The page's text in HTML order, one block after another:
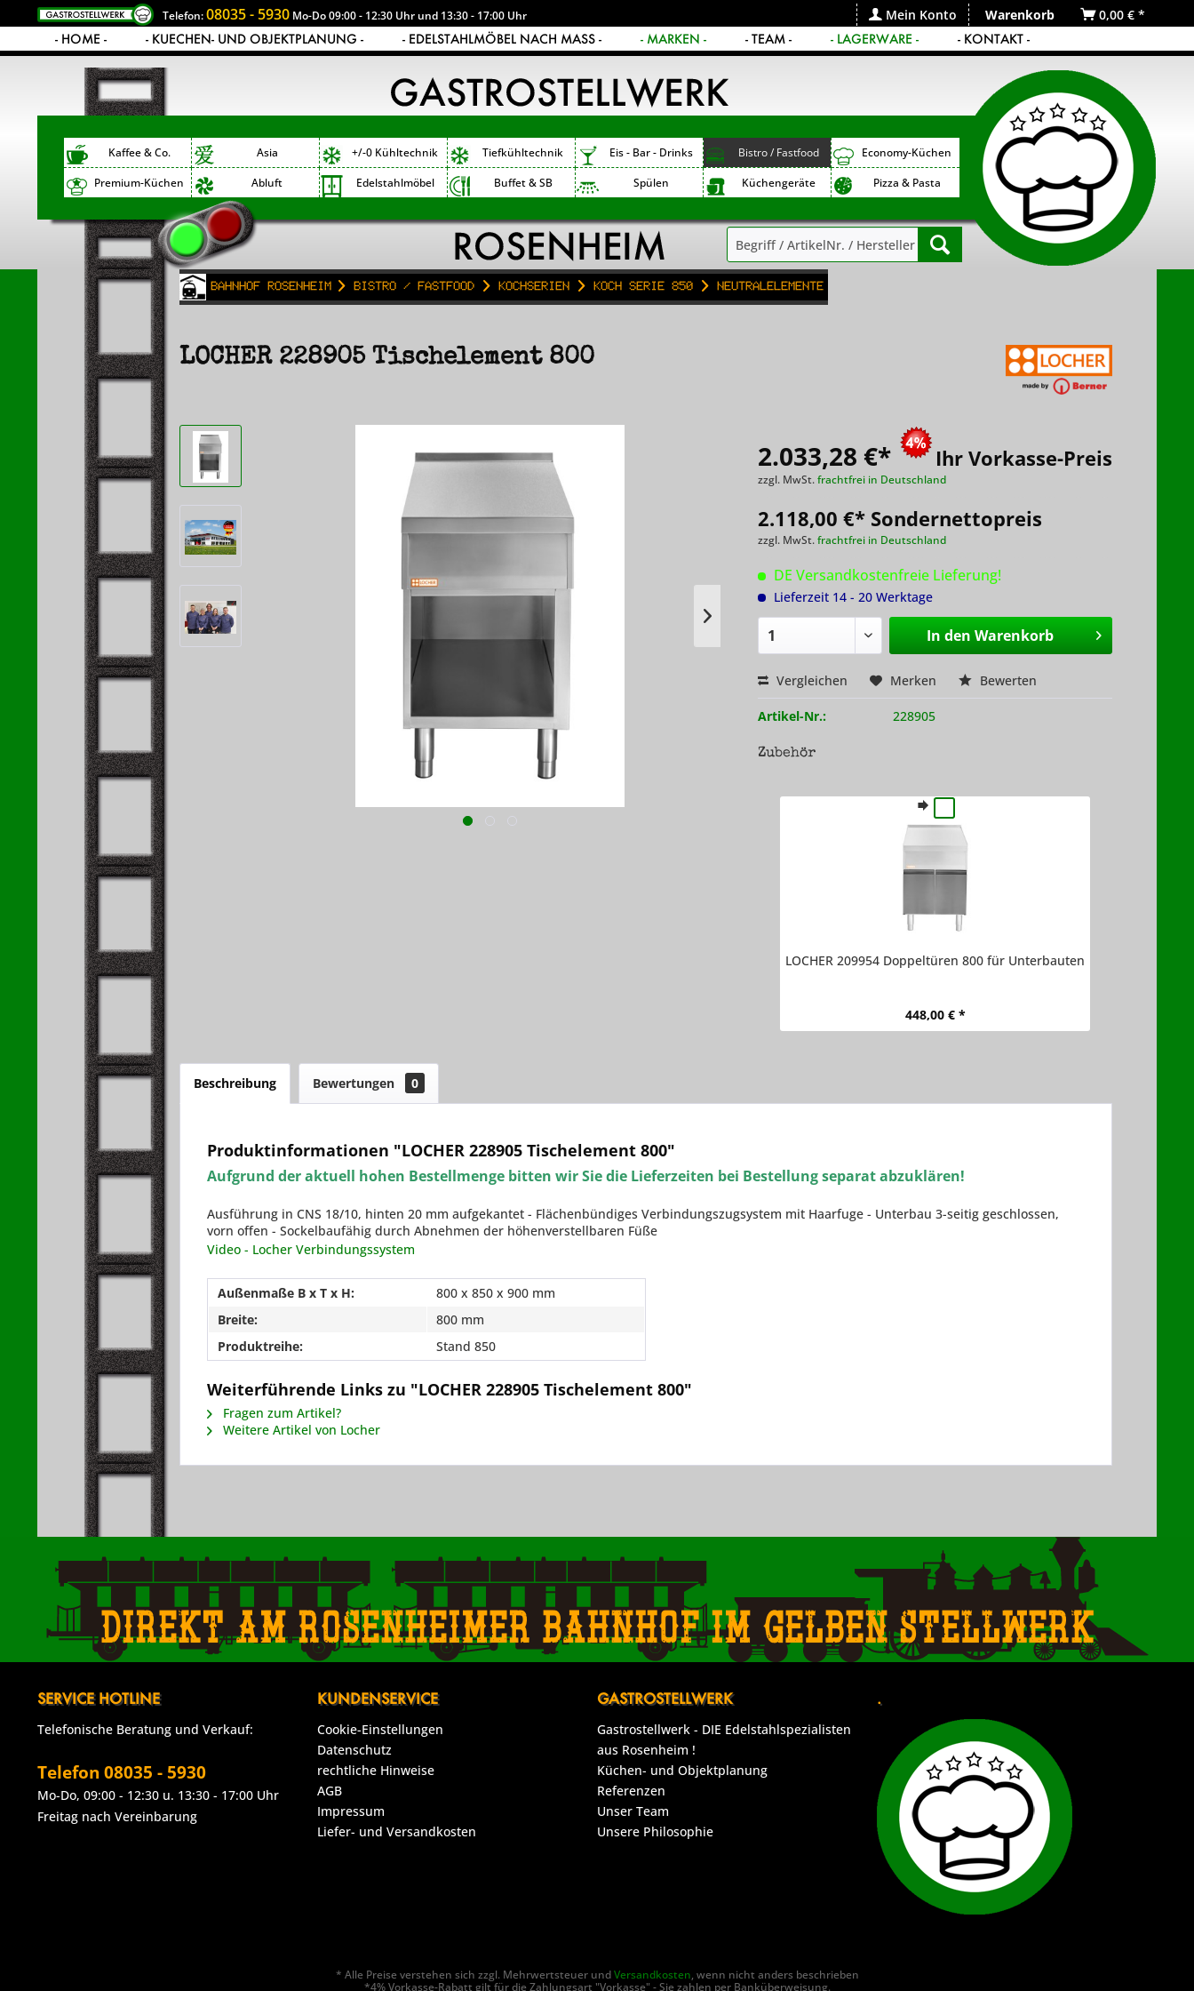
Telefon:08035 - 5930 Mo-Do 09:00 - 12:30 Uhr und 13:30 - 17:00 Uhr Mein Konto Warenkorb
0,00 € *
- HOME -
- KUECHEN- UND OBJEKTPLANUNG - - EDELSTAHLMÖBEL NACH MASS - - MARKEN - - TEAM - - LAGERWARE - - KONTAKT -
Kaffee & Co. Asia +/-0 Kühltechnik Tiefkühltechnik Eis - Bar - Drinks Bistro / Fastfood
Economy-Küchen
Premium-Küchen
Abluft Edelstahlmöbel Buffet & SB Spülen Küchengeräte Pizza & Pasta
Bahnhof Rosenheim Bistro / Fastfood Kochserien Koch Serie 850 Neutralelemente
LOCHER 228905 Tischelement 800
2.033,28 €* Ihr Vorkasse-Preis
zzgl. MwSt.frachtfrei in Deutschland
2.118,00 €* Sondernettopreis
zzgl. MwSt.frachtfrei in Deutschland
DE Versandkostenfreie Lieferung!
Lieferzeit 14 - 20 Werktage
In den Warenkorb
Vergleichen Merken Bewerten
Artikel-Nr.: 228905
Zubehör
LOCHER 209954 Doppeltüren 800 für Unterbauten
448,00 € *
Beschreibung Bewertungen 0
Produktinformationen "LOCHER 228905 Tischelement 800"
Aufgrund der aktuell hohen Bestellmenge bitten wir Sie die Lieferzeiten bei Bestellung separat abzuklären!
Ausführung in CNS 18/10, hinten 20 mm aufgekantet - Flächenbündiges Verbindungszugsystem mit Haarfuge - Unterbau 3-seitig geschlossen,
vorn offen - Sockelbaufähig durch Abnehmen der höhenverstellbaren Füße
Video - Locher Verbindungssystem
Außenmaße B x T x H:
800 x 850 x 900 mm
Breite:
800 mm
Produktreihe:
Stand 850
Weiterführende Links zu "LOCHER 228905 Tischelement 800"
Fragen zum Artikel?
Weitere Artikel von Locher
Direkt am Rosenheimer Bahnhof im gelben Stellwerk
SERVICE HOTLINE
Telefonische Beratung und Verkauf:
Telefon 08035 - 5930
Mo-Do, 09:00 - 12:30 u. 13:30 - 17:00 Uhr
Freitag nach Vereinbarung
KUNDENSERVICE
Cookie-Einstellungen
Datenschutz
rechtliche Hinweise
AGB
Impressum
Liefer- und Versandkosten
GASTROSTELLWERK
Gastrostellwerk - DIE Edelstahlspezialisten
aus Rosenheim !
Küchen- und Objektplanung
Referenzen
Unser Team
Unsere Philosophie
.
* Alle Preise verstehen sich zzgl. Mehrwertsteuer undVersandkosten, wenn nicht anders beschrieben
*4% Vorkasse-Rabatt gilt für die Zahlungsart "Vorkasse" - Sie zahlen per Banküberweisung.